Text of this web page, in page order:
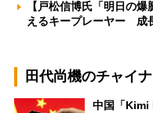
【戸松信博氏「明日の
えるキープレーヤー 成
田代尚機のチャイ
中国「Kimi